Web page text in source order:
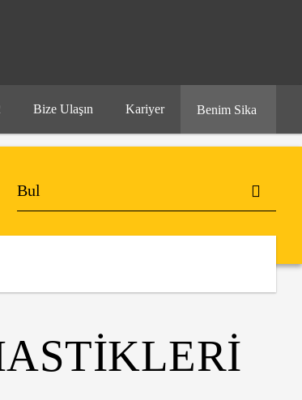
Bize Ulaşın Kariyer Benim Sika